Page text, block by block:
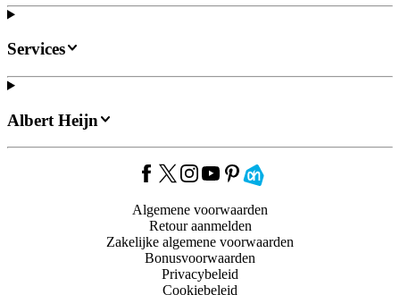
Services
Albert Heijn
Algemene voorwaarden
Retour aanmelden
Zakelijke algemene voorwaarden
Bonusvoorwaarden
Privacybeleid
Cookiebeleid